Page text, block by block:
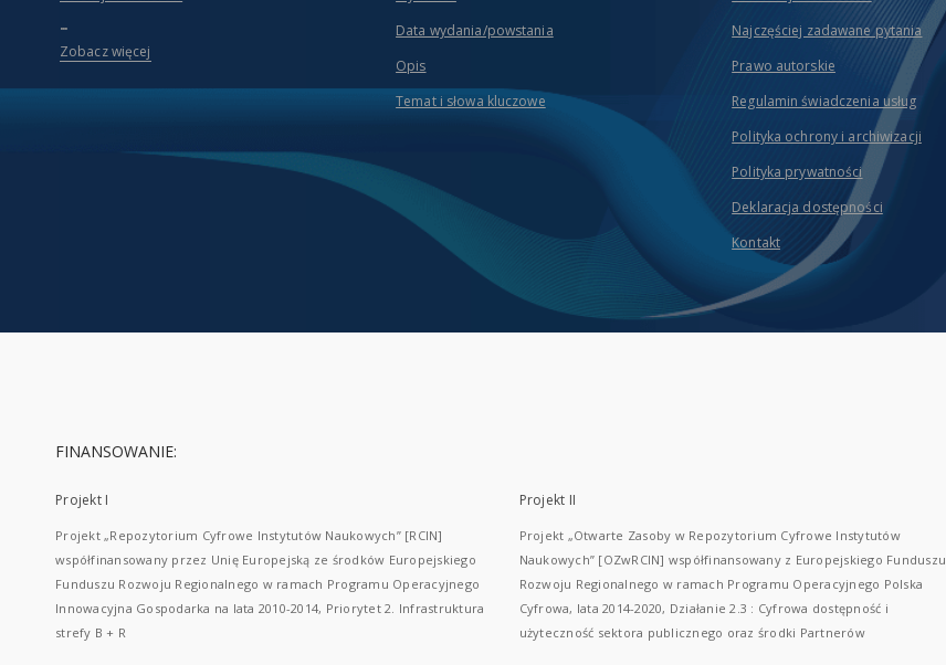
...
Zobacz więcej
Data wydania/powstania
Opis
Temat i słowa kluczowe
Najczęściej zadawane pytania
Prawo autorskie
Regulamin świadczenia usług
Polityka ochrony i archiwizacji
Polityka prywatności
Deklaracja dostępności
Kontakt
FINANSOWANIE:
Projekt I
Projekt „Repozytorium Cyfrowe Instytutów Naukowych” [RCIN]
współfinansowany przez Unię Europejską ze środków Europejskiego
Funduszu Rozwoju Regionalnego w ramach Programu Operacyjnego
Innowacyjna Gospodarka na lata 2010-2014, Priorytet 2. Infrastruktura
strefy B + R
Projekt II
Projekt „Otwarte Zasoby w Repozytorium Cyfrowe Instytutów
Naukowych” [OZwRCIN] współfinansowany z Europejskiego Funduszu
Rozwoju Regionalnego w ramach Programu Operacyjnego Polska
Cyfrowa, lata 2014-2020, Działanie 2.3 : Cyfrowa dostępność i
użyteczność sektora publicznego oraz środki Partnerów